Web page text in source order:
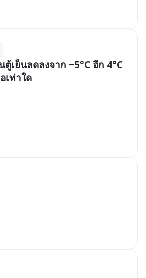
เย็นลดลงจาก −5°C อีก 4°C
ท่าใด